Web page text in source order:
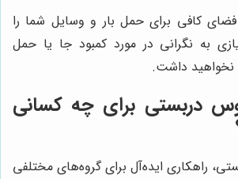
کافی برای حمل بار و وسایل شما را
به نگرانی در مورد کمبود جا یا حمل
داشت.
دربستی برای چه کسانی
راهکاری ایده‌آل برای گروه‌های مختلفی